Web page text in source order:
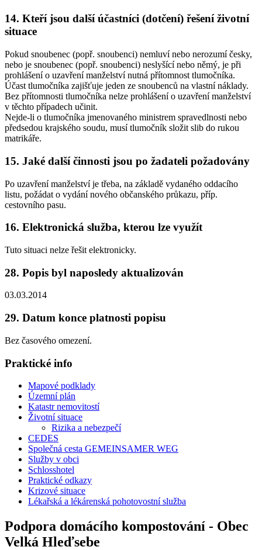
14. Kteří jsou další účastníci (dotčení) řešení životní
situace
Pokud snoubenec (popř. snoubenci) nemluví nebo nerozumí česky,
nebo je snoubenec (popř. snoubenci) neslyšící nebo němý, je při
prohlášení o uzavření manželství nutná přítomnost tlumočníka.
Účast tlumočníka zajišťuje jeden ze snoubenců na vlastní náklady.
Bez přítomnosti tlumočníka nelze prohlášení o uzavření manželství
v těchto případech učinit.
Nejde-li o tlumočníka jmenovaného ministrem spravedlnosti nebo
předsedou krajského soudu, musí tlumočník složit slib do rukou
matrikáře.
15. Jaké další činnosti jsou po žadateli požadovány
Po uzavření manželství je třeba, na základě vydaného oddacího
listu, požádat o vydání nového občanského průkazu, příp.
cestovního pasu.
16. Elektronická služba, kterou lze využít
Tuto situaci nelze řešit elektronicky.
28. Popis byl naposledy aktualizován
03.03.2014
29. Datum konce platnosti popisu
Bez časového omezení.
Praktické info
Mapové podklady
Územní plán
Katastr nemovitostí
Životní situace
Rizika a nebezpečí
CEDES
Společná cesta GEMEINSAMER WEG
Služby v obci
Schlosshotel
Praktické odkazy
Krizové situace
Lékařská a lékárenská pohotovostní služba
Podpora domácího kompostování - Obec
Velká Hleďsebe